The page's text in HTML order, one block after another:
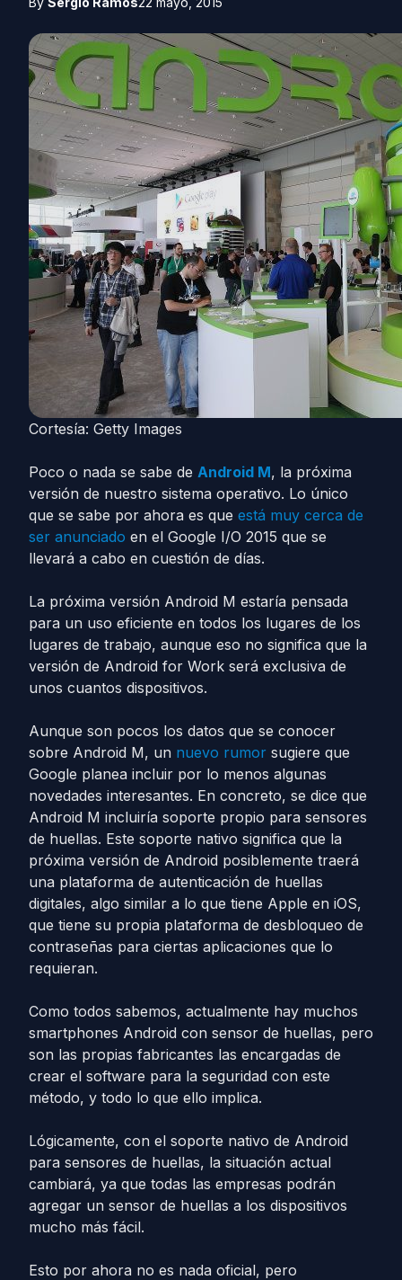
Cortesía: Getty Images
Poco o nada se sabe de Android M, la próxima
versión de nuestro sistema operativo. Lo único
que se sabe por ahora es que está muy cerca de
ser anunciado en el Google I/O 2015 que se
llevará a cabo en cuestión de días.
La próxima versión Android M estaría pensada
para un uso eficiente en todos los lugares de los
lugares de trabajo, aunque eso no significa que la
versión de Android for Work será exclusiva de
unos cuantos dispositivos.
Aunque son pocos los datos que se conocer
sobre Android M, un nuevo rumor sugiere que
Google planea incluir por lo menos algunas
novedades interesantes. En concreto, se dice que
Android M incluiría soporte propio para sensores
de huellas. Este soporte nativo significa que la
próxima versión de Android posiblemente traerá
una plataforma de autenticación de huellas
digitales, algo similar a lo que tiene Apple en iOS,
que tiene su propia plataforma de desbloqueo de
contraseñas para ciertas aplicaciones que lo
requieran.
Como todos sabemos, actualmente hay muchos
smartphones Android con sensor de huellas, pero
son las propias fabricantes las encargadas de
crear el software para la seguridad con este
método, y todo lo que ello implica.
Lógicamente, con el soporte nativo de Android
para sensores de huellas, la situación actual
cambiará, ya que todas las empresas podrán
agregar un sensor de huellas a los dispositivos
mucho más fácil.
Esto por ahora no es nada oficial, pero